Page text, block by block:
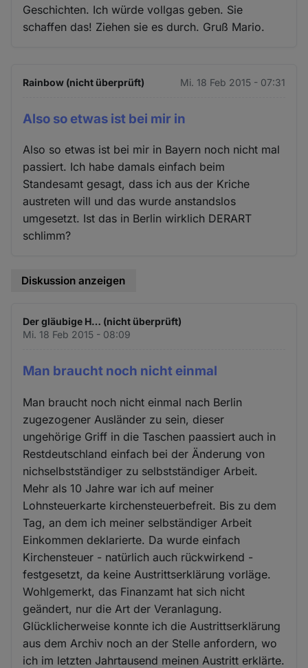
Geschichten. Ich würde vollgas geben. Sie
schaffen das! Ziehen sie es durch. Gruß Mario.
Rainbow (nicht überprüft) Mi. 18 Feb 2015 - 07:31
Also so etwas ist bei mir in
Also so etwas ist bei mir in Bayern noch nicht mal
passiert. Ich habe damals einfach beim
Standesamt gesagt, dass ich aus der Kriche
austreten will und das wurde anstandslos
umgesetzt. Ist das in Berlin wirklich DERART
schlimm?
Diskussion anzeigen
Der gläubige H… (nicht überprüft)
Mi. 18 Feb 2015 - 08:09
Man braucht noch nicht einmal
Man braucht noch nicht einmal nach Berlin
zugezogener Ausländer zu sein, dieser
ungehörige Griff in die Taschen paassiert auch in
Restdeutschland einfach bei der Änderung von
nichselbstständiger zu selbstständiger Arbeit.
Mehr als 10 Jahre war ich auf meiner
Lohnsteuerkarte kirchensteuerbefreit. Bis zu dem
Tag, an dem ich meiner selbständiger Arbeit
Einkommen deklarierte. Da wurde einfach
Kirchensteuer - natürlich auch rückwirkend -
festgesetzt, da keine Austrittserklärung vorläge.
Wohlgemerkt, das Finanzamt hat sich nicht
geändert, nur die Art der Veranlagung.
Glücklicherweise konnte ich die Austrittserklärung
aus dem Archiv noch an der Stelle anfordern, wo
ich im letzten Jahrtausend meinen Austritt erklärte.